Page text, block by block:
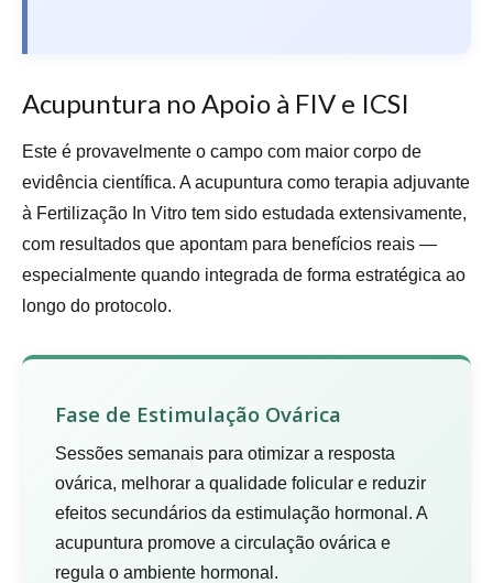
Acupuntura no Apoio à FIV e ICSI
Este é provavelmente o campo com maior corpo de
evidência científica. A acupuntura como terapia adjuvante
à Fertilização In Vitro tem sido estudada extensivamente,
com resultados que apontam para benefícios reais —
especialmente quando integrada de forma estratégica ao
longo do protocolo.
Fase de Estimulação Ovárica
Sessões semanais para otimizar a resposta
ovárica, melhorar a qualidade folicular e reduzir
efeitos secundários da estimulação hormonal. A
acupuntura promove a circulação ovárica e
regula o ambiente hormonal.